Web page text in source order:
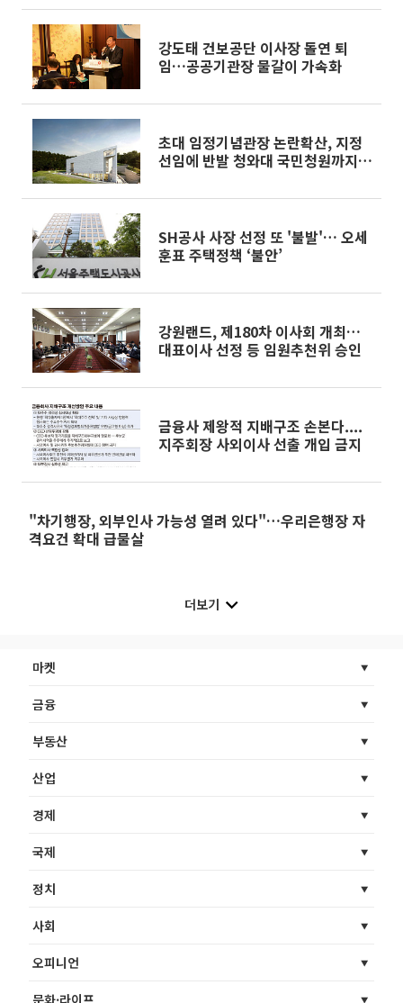
강도태 건보공단 이사장 돌연 퇴
임…공공기관장 물갈이 가속화
초대 임정기념관장 논란확산, 지정
선임에 반발 청와대 국민청원까지
SH공사 사장 선정 또 '불발'… 오세
훈표 주택정책 ‘불안’
강원랜드, 제180차 이사회 개최…
대표이사 선정 등 임원추천위 승인
금융사 제왕적 지배구조 손본다....
지주회장 사외이사 선출 개입 금지
"차기행장, 외부인사 가능성 열려 있다"…우리은행장 자
격요건 확대 급물살
더보기
마켓
금융
부동산
산업
경제
국제
정치
사회
오피니언
문화·라이프